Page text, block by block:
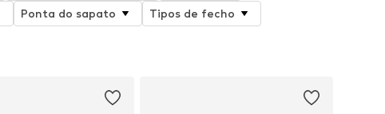
Ponta do sapato
Tipos de fecho